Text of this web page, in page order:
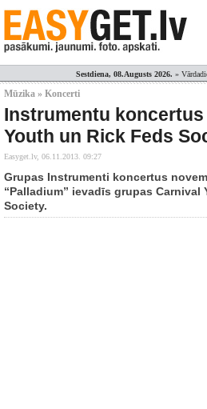
Sestdiena, 08.Augusts 2026. »
Mūzika » Koncerti
Instrumentu
Youth un Rick Feds
Easyget.lv, 06.11.2013. 09:27
Grupas Instrumenti koncertus
“Palladium” ievadīs grupas Carnival
Society.